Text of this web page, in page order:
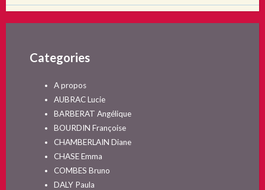
Categories
A propos
AUBRAC Lucie
BARBERAT Angélique
BOURDIN Françoise
CHAMBERLAIN Diane
CHASE Emma
COMBES Bruno
DALY Paula